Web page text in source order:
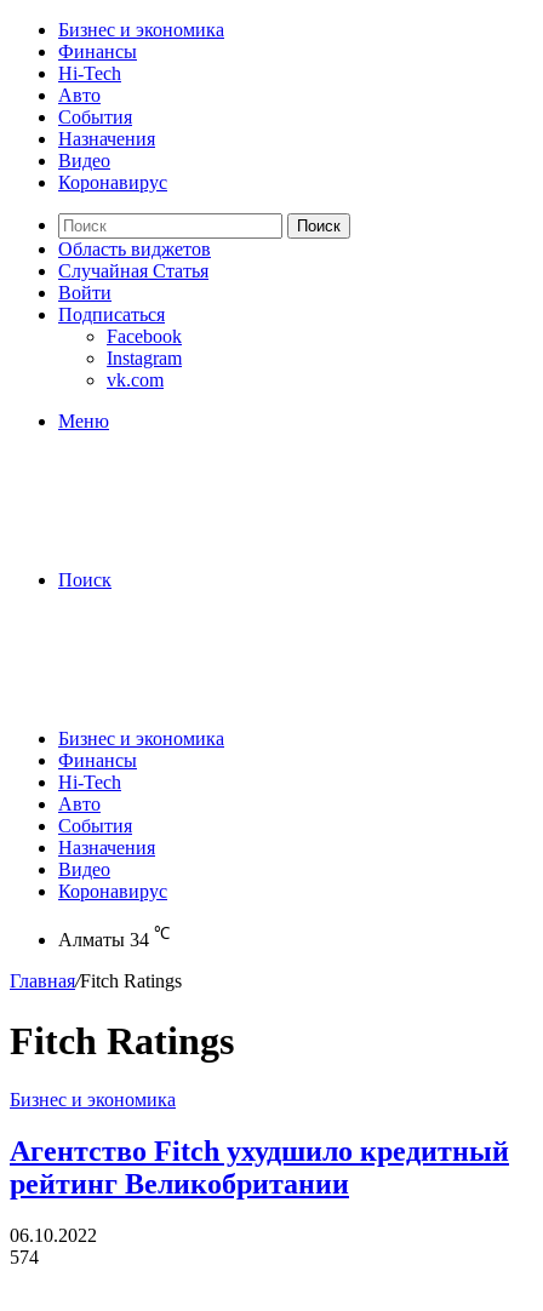
Бизнес и экономика
Финансы
Hi-Tech
Авто
События
Назначения
Видео
Коронавирус
Поиск
Область виджетов
Случайная Статья
Войти
Подписаться
Facebook
Instagram
vk.com
Меню
Поиск
Бизнес и экономика
Финансы
Hi-Tech
Авто
События
Назначения
Видео
Коронавирус
Алматы 34 ℃
Главная/Fitch Ratings
Fitch Ratings
Бизнес и экономика
Агентство Fitch ухудшило кредитный
рейтинг Великобритании
06.10.2022
574